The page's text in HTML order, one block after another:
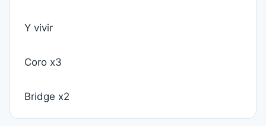
Y vivir
Coro x3
Bridge x2